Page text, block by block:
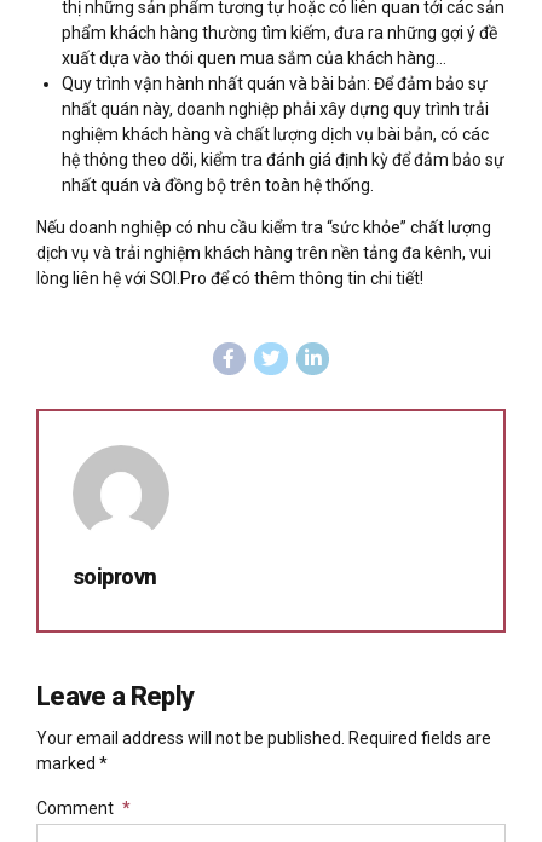
thị những sản phẩm tương tự hoặc có liên quan tới các sản
phẩm khách hàng thường tìm kiếm, đưa ra những gợi ý đề
xuất dựa vào thói quen mua sắm của khách hàng…
Quy trình vận hành nhất quán và bài bản: Để đảm bảo sự
nhất quán này, doanh nghiệp phải xây dựng quy trình trải
nghiệm khách hàng và chất lượng dịch vụ bài bản, có các
hệ thông theo dõi, kiểm tra đánh giá định kỳ để đảm bảo sự
nhất quán và đồng bộ trên toàn hệ thống.
Nếu doanh nghiệp có nhu cầu kiểm tra “sức khỏe” chất lượng
dịch vụ và trải nghiệm khách hàng trên nền tảng đa kênh, vui
lòng liên hệ với SOI.Pro để có thêm thông tin chi tiết!
soiprovn
Leave a Reply
Your email address will not be published. Required fields are
marked *
Comment *